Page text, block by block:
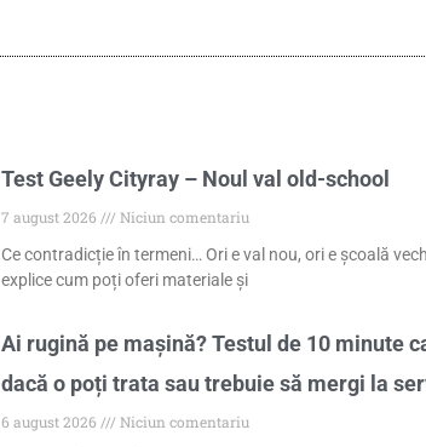
Test Geely Cityray – Noul val old-school
7 august 2026
Niciun comentariu
Ce contradicție în termeni… Ori e val nou, ori e școală
explice cum poți oferi materiale și
Ai rugină pe mașină? Testul de 10 minute
dacă o poți trata sau trebuie să mergi la
6 august 2026
Niciun comentariu